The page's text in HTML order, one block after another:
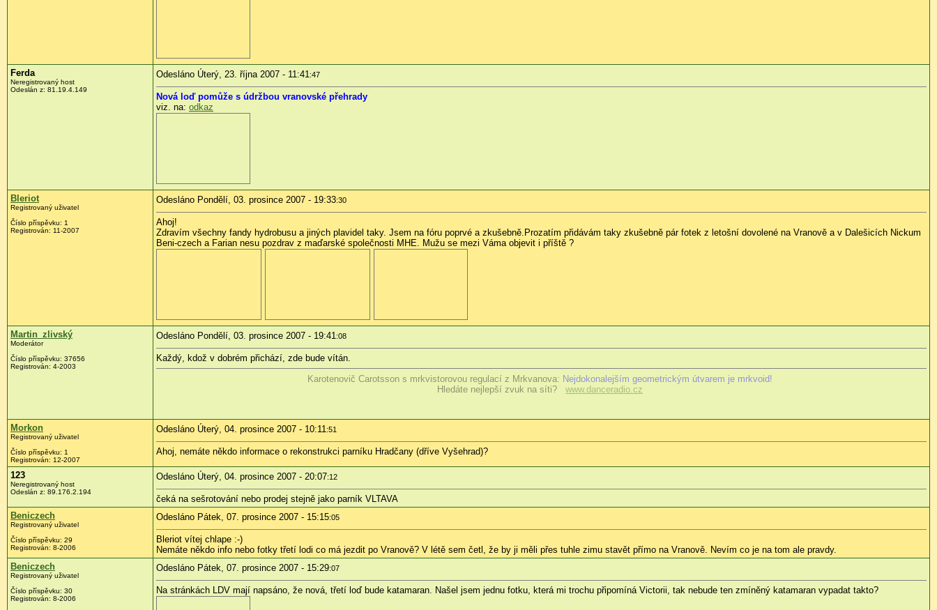
Ferda
Neregistrovaný host
Odeslán z: 81.19.4.149
Odesláno Úterý, 23. října 2007 - 11:41:47
Nová loď pomůže s údržbou vranovské přehrady
viz. na: odkaz
Bleriot
Registrovaný uživatel
Číslo příspěvku: 1
Registrován: 11-2007
Odesláno Pondělí, 03. prosince 2007 - 19:33:30
Ahoj!
Zdravím všechny fandy hydrobusu a jiných plavidel taky. Jsem na fóru poprvé a zkušebně.Prozatím přidávám taky zkušebně pár fotek z letošní dovolené na Vranově a v Dalešicích Nickum
Beni-czech a Farian nesu pozdrav z maďarské společnosti MHE. Mužu se mezi Váma objevit i příště ?
Martin_zlivský
Moderátor
Číslo příspěvku: 37656
Registrován: 4-2003
Odesláno Pondělí, 03. prosince 2007 - 19:41:08
Každý, kdož v dobrém přichází, zde bude vítán.
Karotenovič Carotsson s mrkvistorovou regulací z Mrkvanova: Nejdokonalejším geometrickým útvarem je mrkvoid!
Hledáte nejlepší zvuk na síti?
www.danceradio.cz
Morkon
Registrovaný uživatel
Číslo příspěvku: 1
Registrován: 12-2007
Odesláno Úterý, 04. prosince 2007 - 10:11:51
Ahoj, nemáte někdo informace o rekonstrukci parníku Hradčany (dříve Vyšehrad)?
123
Neregistrovaný host
Odeslán z: 89.176.2.194
Odesláno Úterý, 04. prosince 2007 - 20:07:12
čeká na sešrotování nebo prodej stejně jako parník VLTAVA
Beniczech
Registrovaný uživatel
Číslo příspěvku: 29
Registrován: 8-2006
Odesláno Pátek, 07. prosince 2007 - 15:15:05
Bleriot vítej chlape :-)
Nemáte někdo info nebo fotky třetí lodi co má jezdit po Vranově? V létě sem četl, že by ji měli přes tuhle zimu stavět přímo na Vranově. Nevím co je na tom ale pravdy.
Beniczech
Registrovaný uživatel
Číslo příspěvku: 30
Registrován: 8-2006
Odesláno Pátek, 07. prosince 2007 - 15:29:07
Na stránkách LDV mají napsáno, že nová, třetí loď bude katamaran. Našel jsem jednu fotku, která mi trochu připomíná Victorii, tak nebude ten zmíněný katamaran vypadat takto?